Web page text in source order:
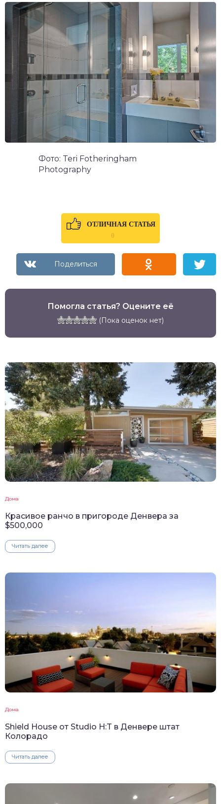
Фото: Teri Fotheringham
Photography
ОТЛИЧНАЯ СТАТЬЯ
0
Помогла статья? Оцените её
(Пока оценок нет)
Дома
Красивое ранчо в пригороде Денвера за
$500,000
Читать далее
Дома
Shield House от Studio H:T в Денвере штат
Колорадо
Читать далее